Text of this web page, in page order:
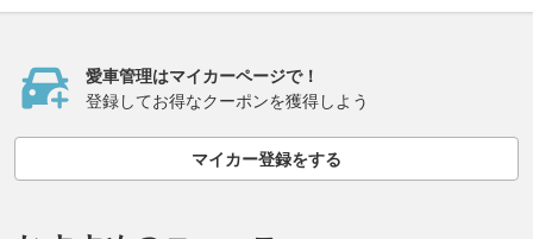
愛車管理はマイカーページで！
登録してお得なクーポンを獲得しよう
マイカー登録をする